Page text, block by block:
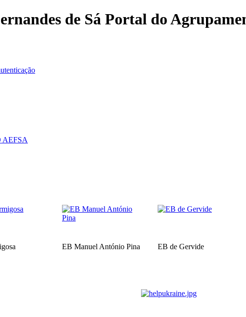
de Sá Portal do
AEFSA
EB Manuel António Pina EB de Gervide
Antº